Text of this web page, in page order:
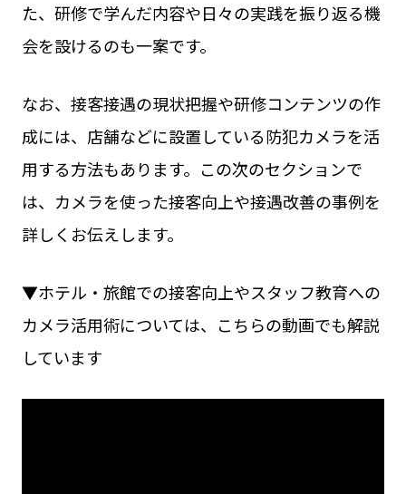
た、研修で学んだ内容や日々の実践を振り返る機
会を設けるのも一案です。
なお、接客接遇の現状把握や研修コンテンツの作
成には、店舗などに設置している防犯カメラを活
用する方法もあります。この次のセクションで
は、カメラを使った接客向上や接遇改善の事例を
詳しくお伝えします。
▼ホテル・旅館での接客向上やスタッフ教育への
カメラ活用術については、こちらの動画でも解説
しています